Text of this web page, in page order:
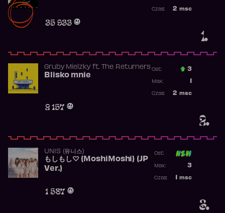
1.
35 933
2 msc
Czas:
2.
Gruby Mielzkyft. The Returners
Blisko mnie
2 157
Ost.: 3
Max:
2 msc
Czas:
3.
UNIS (유니스)
もしもし♡ (MoshiMoshi) (JP
Ver.)
1 587
Ost:
3
Max:
msc
Czas: